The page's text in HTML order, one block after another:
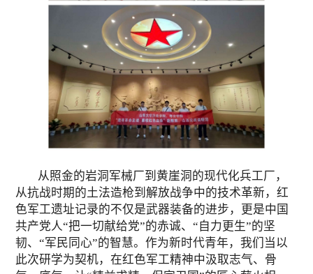
从照金的岩洞军械厂到黄崖洞的现代化兵工厂，
从抗战时期的土法造枪到解放战争中的技术革新，红
色军工遗址记录的不仅是武器装备的进步，更是中国
共产党人“把一切献给党”的赤诚、“自力更生”的坚
韧、“军民同心”的智慧。作为新时代青年，我们当以
此次研学为契机，在红色军工精神中汲取志气、骨